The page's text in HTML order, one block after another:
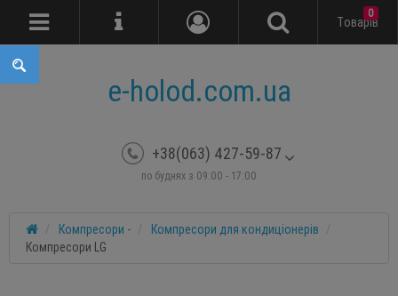
e-holod.com.ua
+38(063) 427-59-87
по буднях з 09:00 - 17:00
Tоварів
0
Компресори -
Компресори для кондиціонерів
Компресори LG